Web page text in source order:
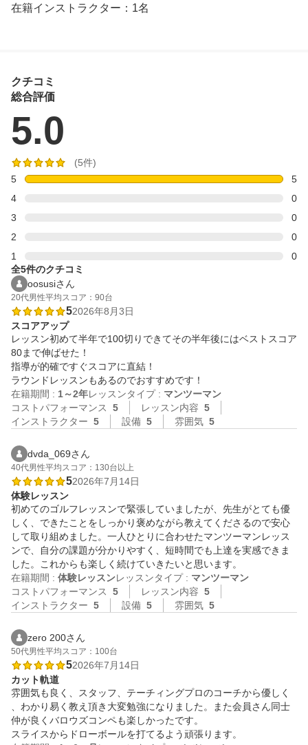
在籍インストラクター：1名
クチコミ
総合評価
5.0
(5件)
5
5
4
0
3
0
2
0
1
0
全5件のクチコミ
oosusiさん
20代男性平均スコア：90台
52026年8月3日
スコアアップ
レッスン初めて半年で100切りできてその半年後にはベストスコア
80まで伸ばせた！
指導が的確ですぐスコアに直結！
ラウンドレッスンもあるのでおすすめです！
在籍期間 : 1～2年レッスンタイプ : マンツーマン
コストパフォーマンス
5 レッスン内容 5
インストラクター 5 設備 5 雰囲気 5
dvda_069さん
40代男性平均スコア：130台以上
52026年7月14日
体験レッスン
初めてのゴルフレッスンで緊張していましたが、先生がとても優
しく、できたことをしっかり褒めながら教えてくださるので安心
して取り組めました。一人ひとりに合わせたマンツーマンレッス
ンで、自分の課題が分かりやすく、短時間でも上達を実感できま
した。これからも楽しく続けていきたいと思います。
在籍期間 : 体験レッスンレッスンタイプ : マンツーマン
コストパフォーマンス
5 レッスン内容 5
インストラクター 5 設備 5 雰囲気 5
zero 200さん
50代男性平均スコア：100台
52026年7月14日
カット軌道
雰囲気も良く、スタッフ、テーチィングプロのコーチから優しく
、わかり易く教え頂き大変勉強になりました。また会員さん同士
仲が良くバロウズコンペも楽しかったです。
スライスからドローボールを打てるよう頑張ります。